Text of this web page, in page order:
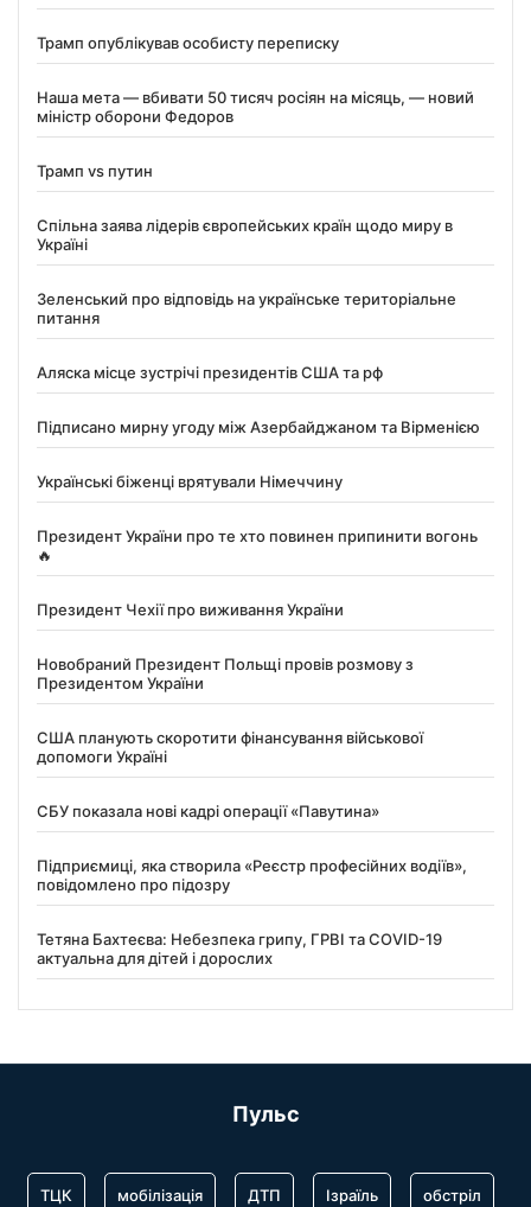
Трамп опублікував особисту переписку
Наша мета — вбивати 50 тисяч росіян на місяць, — новий
міністр оборони Федоров
Трамп vs путин
Спільна заява лідерів європейських країн щодо миру в
Україні
Зеленський про відповідь на українське територіальне
питання
Аляска місце зустрічі президентів США та рф
Підписано мирну угоду між Азербайджаном та Вірменією
Українські біженці врятували Німеччину
Президент України про те хто повинен припинити вогонь
🔥
Президент Чехії про виживання України
Новобраний Президент Польщі провів розмову з
Президентом України
США планують скоротити фінансування військової
допомоги Україні
СБУ показала нові кадрі операції «Павутина»
Підприємиці, яка створила «Реєстр професійних водіїв»,
повідомлено про підозру
Тетяна Бахтеєва: Небезпека грипу, ГРВІ та COVID-19
актуальна для дітей і дорослих
Пульс
ТЦК мобілізація ДТП Ізраїль обстріл